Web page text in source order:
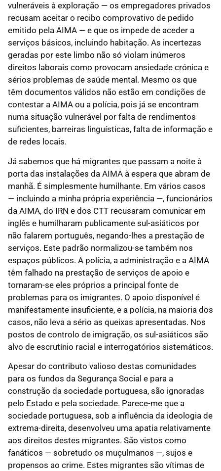
vulneráveis à exploração — os empregadores privados
recusam aceitar o recibo comprovativo de pedido
emitido pela AIMA — e que os impede de aceder a
serviços básicos, incluindo habitação. As incertezas
geradas por este limbo não só violam inúmeros
direitos laborais como provocam ansiedade crónica e
sérios problemas de saúde mental. Mesmo os que
têm documentos válidos não estão em condições de
contestar a AIMA ou a polícia, pois já se encontram
numa situação vulnerável por falta de rendimentos
suficientes, barreiras linguísticas, falta de informação e
de redes locais.
Já sabemos que há migrantes que passam a noite à
porta das instalações da AIMA à espera que abram de
manhã. É simplesmente humilhante. Em vários casos
— incluindo a minha própria experiência —, funcionários
da AIMA, do IRN e dos CTT recusaram comunicar em
inglês e humilharam publicamente sul-asiáticos por
não falarem português, negando-lhes a prestação de
serviços. Este padrão normalizou-se também nos
espaços públicos. A polícia, a administração e a AIMA
têm falhado na prestação de serviços de apoio e
tornaram-se eles próprios a principal fonte de
problemas para os imigrantes. O apoio disponível é
manifestamente insuficiente, e a polícia, na maioria dos
casos, não leva a sério as queixas apresentadas. Nos
postos de controlo de imigração, os sul-asiáticos são
alvo de escrutínio racial e interrogatórios sistemáticos.
Apesar do contributo valioso destas comunidades
para os fundos da Segurança Social e para a
construção da sociedade portuguesa, são ignoradas
pelo Estado e pela sociedade. Parece-me que a
sociedade portuguesa, sob a influência da ideologia de
extrema-direita, desenvolveu uma apatia relativamente
aos direitos destes migrantes. São vistos como
fanáticos — sobretudo os muçulmanos —, sujos e
propensos ao crime. Estes migrantes são vítimas de